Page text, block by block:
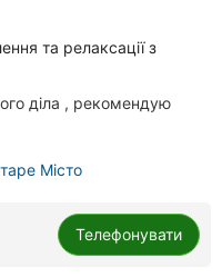
та релаксації з
діла , рекомендую
Місто
Телефонувати